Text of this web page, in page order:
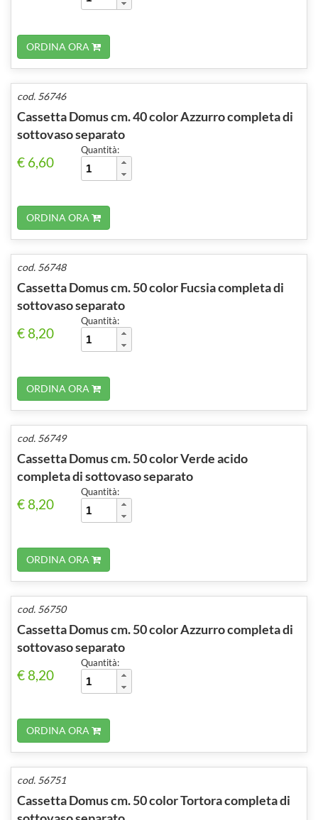
ORDINA ORA
cod. 56746
Cassetta Domus cm. 40 color Azzurro completa di
sottovaso separato
€ 6,60
Quantità:
ORDINA ORA
cod. 56748
Cassetta Domus cm. 50 color Fucsia completa di
sottovaso separato
€ 8,20
Quantità:
ORDINA ORA
cod. 56749
Cassetta Domus cm. 50 color Verde acido
completa di sottovaso separato
€ 8,20
Quantità:
ORDINA ORA
cod. 56750
Cassetta Domus cm. 50 color Azzurro completa di
sottovaso separato
€ 8,20
Quantità:
ORDINA ORA
cod. 56751
Cassetta Domus cm. 50 color Tortora completa di